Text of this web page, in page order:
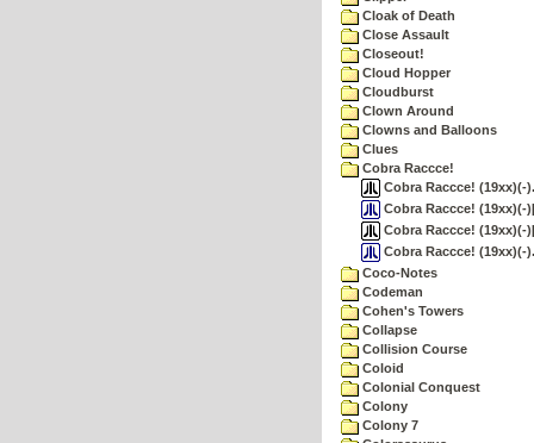
Cloak of Death
Close Assault
Closeout!
Cloud Hopper
Cloudburst
Clown Around
Clowns and Balloons
Clues
Cobra Raccce!
Cobra Raccce! (19xx)(-
Cobra Raccce! (19xx)(-
Cobra Raccce! (19xx)(-
Cobra Raccce! (19xx)(-
Coco-Notes
Codeman
Cohen's Towers
Collapse
Collision Course
Coloid
Colonial Conquest
Colony
Colony 7